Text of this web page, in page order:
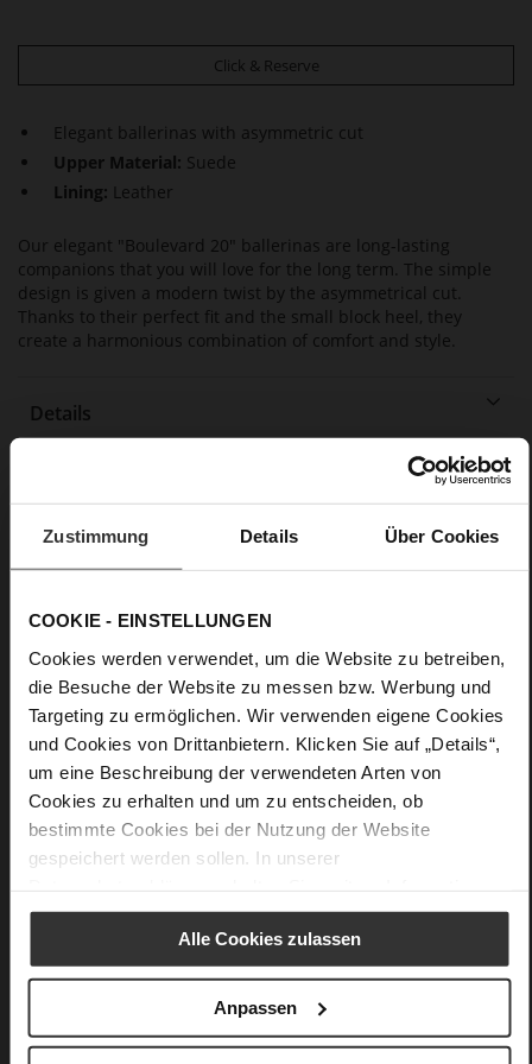
Zustimmung Details Über Cookies
COOKIE - EINSTELLUNGEN
Cookies werden verwendet, um die Website zu betreiben,
die Besuche der Website zu messen bzw. Werbung und
Targeting zu ermöglichen. Wir verwenden eigene Cookies
und Cookies von Drittanbietern. Klicken Sie auf „Details“,
um eine Beschreibung der verwendeten Arten von
Cookies zu erhalten und um zu entscheiden, ob
bestimmte Cookies bei der Nutzung der Website
gespeichert werden sollen. In unserer
Alle Cookies zulassen
Anpassen
Click & Reserve
Elegant ballerinas with asymmetric cut
Upper Material: Suede
Lining: Leather
Our elegant "Boulevard 20" ballerinas are long-lasting
companions that you will love for the long term. The simple
design is given a modern twist by the asymmetrical cut.
Thanks to their perfect fit and the small block heel, they
create a harmonious combination of comfort and style.
Details
F 1/2
Made in Europe, Upper Material (LEATHER
WORKING GROUP certified)
Firmly integrated leather insole, Sustainable
Product, Made in Europe
No Lacing
No
20
Block Heel
kidskin, finely sanded with a velvety finish
You might also like